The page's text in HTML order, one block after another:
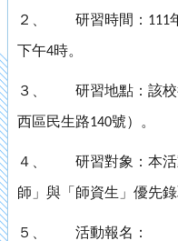
２、 研習時間： 111
下午4時。
３、 研習地點：該
西區民生路140號）。
４、
研習對象：本
師」與「師資生」優先
５、 活動報名：